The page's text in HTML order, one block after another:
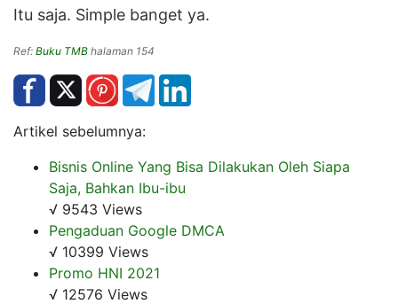
Itu saja. Simple banget ya.
Ref: Buku TMB halaman 154
Artikel sebelumnya:
Bisnis Online Yang Bisa Dilakukan Oleh Siapa
Saja, Bahkan Ibu-ibu
√ 9543 Views
Pengaduan Google DMCA
√ 10399 Views
Promo HNI 2021
√ 12576 Views